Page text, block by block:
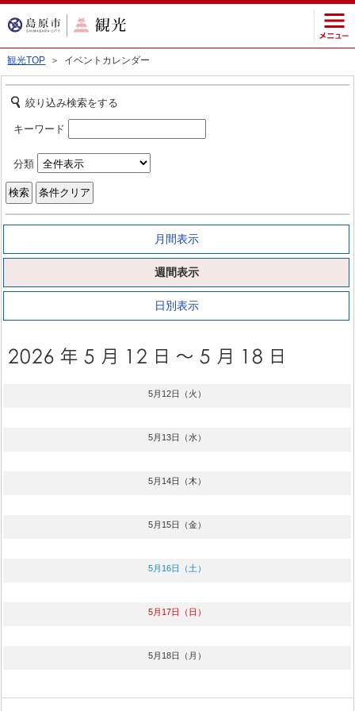
観光TOP ＞ イベントカレンダー
絞り込み検索をする
キーワード
分類
月間表示
週間表示
日別表示
5月12日（火）
5月13日（水）
5月14日（木）
5月15日（金）
5月16日（土）
5月17日（日）
5月18日（月）